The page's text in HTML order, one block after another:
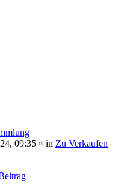
09:35 » in Zu Verkaufen